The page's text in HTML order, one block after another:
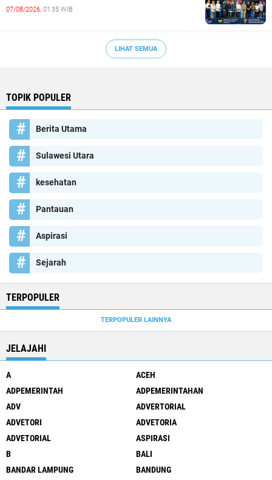
07/08/2026, 01:35 WIB
LIHAT SEMUA
TOPIK POPULER
Berita Utama
Sulawesi Utara
kesehatan
Pantauan
Aspirasi
Sejarah
TERPOPULER
TERPOPULER LAINNYA
JELAJAHI
A
ACEH
ADPEMERINTAH
ADPEMERINTAHAN
ADV
ADVERTORIAL
ADVETORI
ADVETORIA
ADVETORIAL
ASPIRASI
B
BALI
BANDAR LAMPUNG
BANDUNG